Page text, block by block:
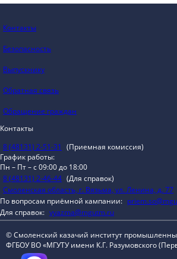
Контакты
Безопасность
Выпускнику
Обратная связь
Обращение граждан
Контакты
8 (48131) 2-51-31 (Приемная комиссия)
График работы:
Пн – Пт – с 09:00 до 18:00
8 (48131) 2-46-44 (Для справок)
Смоленская область, г. Вязьма, ул. Ленина, д. 77
По вопросам приёмной кампании:
Для справок: vyazma@mgutm.ru
© Смоленский казачий институт
ФГБОУ ВО «МГУТУ имени К.Г. Разумовского